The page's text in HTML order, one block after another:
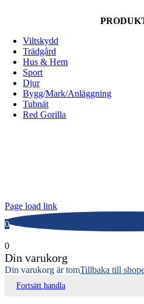
Viltskydd
Trädgård
Hus & Hem
Sport
Djur
Bygg/Mark/Anläggning
Tubnät
Red Gorilla
Page load link
0
0
Din varukorg
Din varukorg är tomTillbaka till
Fortsätt handla